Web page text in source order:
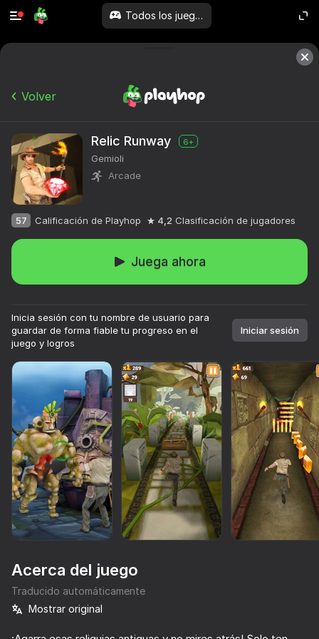
Todos los juegos
Volver
Relic Runway 6+
Gemioli
Arcade
57 Calificación de Playhop 4,2 Clasificación de jugadores
Juega ahora
Inicia sesión con tu nombre de usuario para
guardar de forma fiable tu progreso en el
juego y logros
Iniciar sesión
Acerca del juego
Traducido automáticamente
Mostrar original